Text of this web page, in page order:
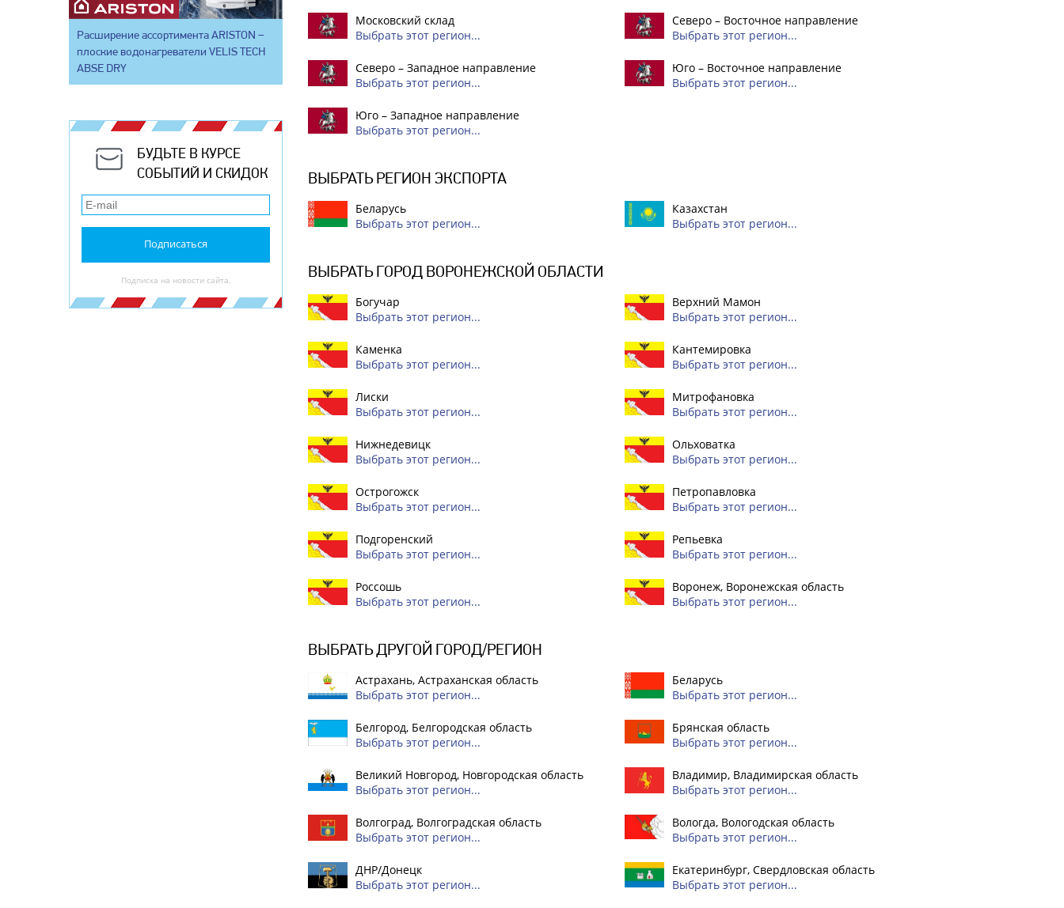
Московский склад
Выбрать этот регион...
Северо – Восточное направление
Выбрать этот регион...
Северо – Западное направление
Выбрать этот регион...
Юго – Восточное направление
Выбрать этот регион...
Юго – Западное направление
Выбрать этот регион...
ВЫБРАТЬ РЕГИОН ЭКСПОРТА
Беларусь
Выбрать этот регион...
Казахстан
Выбрать этот регион...
ВЫБРАТЬ ГОРОД ВОРОНЕЖСКОЙ ОБЛАСТИ
Богучар
Выбрать этот регион...
Верхний Мамон
Выбрать этот регион...
Каменка
Выбрать этот регион...
Кантемировка
Выбрать этот регион...
Лиски
Выбрать этот регион...
Митрофановка
Выбрать этот регион...
Нижнедевицк
Выбрать этот регион...
Ольховатка
Выбрать этот регион...
Острогожск
Выбрать этот регион...
Петропавловка
Выбрать этот регион...
Подгоренский
Выбрать этот регион...
Репьевка
Выбрать этот регион...
Россошь
Выбрать этот регион...
Воронеж, Воронежская область
Выбрать этот регион...
ВЫБРАТЬ ДРУГОЙ ГОРОД/РЕГИОН
Астрахань, Астраханская область
Выбрать этот регион...
Беларусь
Выбрать этот регион...
Белгород, Белгородская область
Выбрать этот регион...
Брянская область
Выбрать этот регион...
Великий Новгород, Новгородская область
Выбрать этот регион...
Владимир, Владимирская область
Выбрать этот регион...
Волгоград, Волгоградская область
Выбрать этот регион...
Вологда, Вологодская область
Выбрать этот регион...
ДНР/Донецк
Выбрать этот регион...
Екатеринбург, Свердловская область
Выбрать этот регион...
Расширение ассортимента ARISTON –
плоские водонагреватели VELIS TECH
ABSE DRY
БУДЬТЕ В КУРСЕ
СОБЫТИЙ И СКИДОК
Подписаться
Подписка на новости сайта.